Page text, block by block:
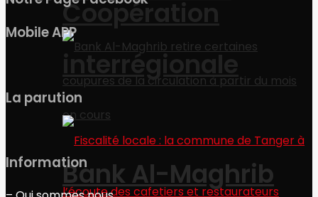
Bank Al-Maghrib
Coopération
interrégionale
Mobile APP
La parution
Information